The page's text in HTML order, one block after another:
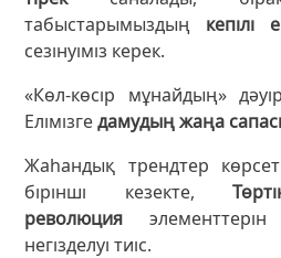
табыстарымыздың кепілі
сезінуіміз керек.
«Көл-көсір мұнайдың»
Елімізгедамудың жаңа
Жаһандық трендтер
бірінші кезекте,
революция элементтерін
негізделуі тиіс.